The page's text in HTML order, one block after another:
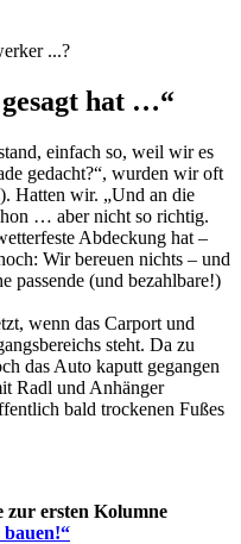
...?
hat …“
einfach so, weil wir es
gedacht?“, wurden wir oft
Hatten wir. „Und an die
… aber nicht so richtig.
Abdeckung hat –
Wir bereuen nichts – und
passende (und bezahlbare!)
wenn das Carport und
steht. Da zu
das Auto kaputt gegangen
Radl und Anhänger
bald trockenen Fußes
zur ersten Kolumne